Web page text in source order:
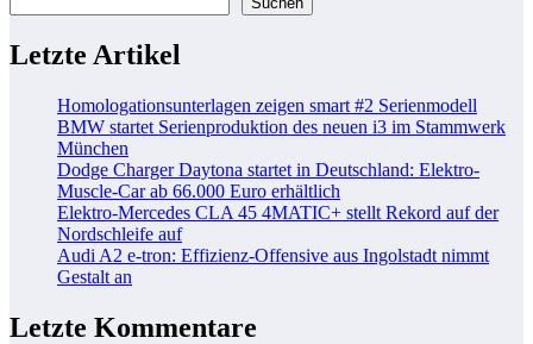
Letzte Artikel
Homologationsunterlagen zeigen smart #2 Serienmodell
BMW startet Serienproduktion des neuen i3 im Stammwerk
München
Dodge Charger Daytona startet in Deutschland: Elektro-
Muscle-Car ab 66.000 Euro erhältlich
Elektro-Mercedes CLA 45 4MATIC+ stellt Rekord auf der
Nordschleife auf
Audi A2 e-tron: Effizienz-Offensive aus Ingolstadt nimmt
Gestalt an
Letzte Kommentare